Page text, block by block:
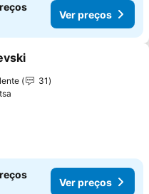
Ver preços
aos favoritos
31
Ver preços